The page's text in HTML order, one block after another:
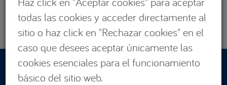
ZARAGOZA
CÁDIZ
RESERVAS:
todas las cookies y acceder directamente al
sitio o haz click en "Rechazar cookies" en el
caso que desees aceptar únicamente las
cookies esenciales para el funcionamiento
básico del sitio web.